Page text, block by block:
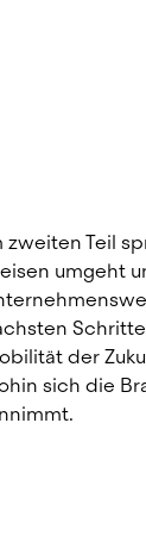
zweiten Teil
umgeht
der
sich die